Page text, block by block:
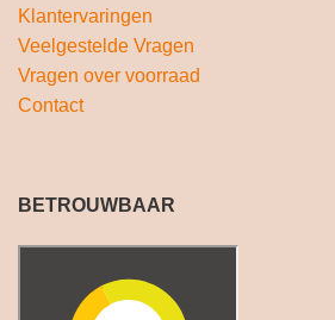
Klantervaringen
Veelgestelde Vragen
Vragen over voorraad
Contact
BETROUWBAAR